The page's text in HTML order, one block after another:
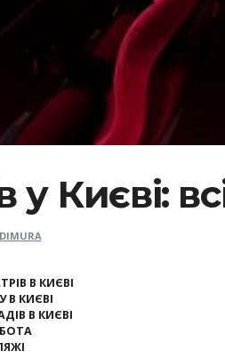
у Києві:
В КИЄВІ
В КИЄВІ
В КИЄВІ